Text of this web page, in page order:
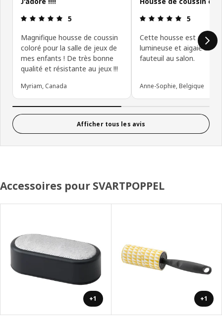
Avis: 5 sur 5 étoiles.
5
Magnifique housse de coussin
coloré pour la salle de jeux de
mes enfants ! De très bonne
qualité et résistante au jeux !!!
Myriam, Canada
Avis: 5 sur
5
Cette housse est d'une
lumineuse et aigaie bien
fauteuil au salon.
Anne-Sophie, Belgique
Afficher tous les avis
Accessoires pour SVARTPOPPEL
+1 +1